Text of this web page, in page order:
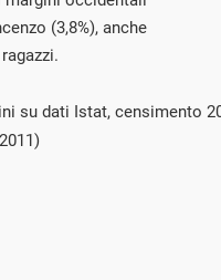
(3,8%), anche
su dati Istat, censimento